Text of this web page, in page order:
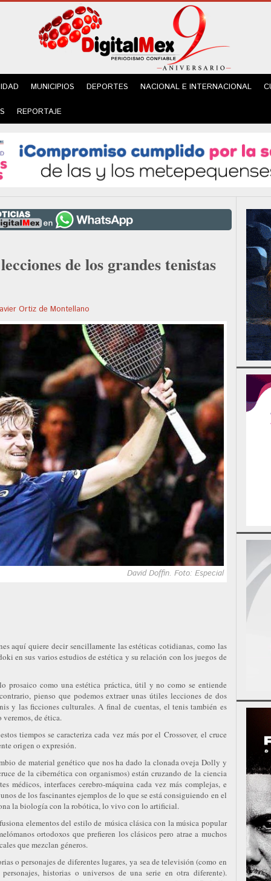
MUNICIPIOS DEPORTES NACIONAL E INTERNACIONAL
REPORTAJE
de los grandes tenistas
Ortiz de Montellano
David Doffin. Foto: Especial
aquí quiere decir sencillamente las estéticas cotidianas, como las
en sus varios estudios de estética y su relación con los juegos de
prosaico como una estética práctica, útil y no como se entiende
pienso que podemos extraer unas útiles lecciones de dos
y las ficciones culturales. A final de cuentas, el tenis también es
de ética.
tiempos se caracteriza cada vez más por el Crossover, el cruce
origen o expresión.
de material genético que nos ha dado la clonada oveja Dolly y
de la cibernética con organismos) están cruzando de la ciencia
interfaces cerebro-máquina cada vez más complejas, e
de los fascinantes ejemplos de lo que se está consiguiendo en el
la biología con la robótica, lo vivo con lo artificial.
elementos del estilo de música clásica con la música popular
ortodoxos que prefieren los clásicos pero atrae a muchos
que mezclan géneros.
o personajes de diferentes lugares, ya sea de televisión (como en
historias o universos de una serie en otra diferente).